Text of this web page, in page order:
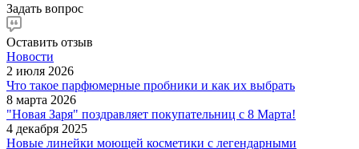
Задать вопрос
Оставить отзыв
Новости
2 июля 2026
Что такое парфюмерные пробники и как их выбрать
8 марта 2026
"Новая Заря" поздравляет покупательниц с 8 Марта!
4 декабря 2025
Новые линейки моющей косметики с легендарными